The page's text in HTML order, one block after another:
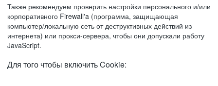
Также рекомендуем проверить настройки персонального и/или
корпоративного Firewall'a (программа, защищающая
компьютер/локальную сеть от деструктивных действий из
интернета) или прокси-сервера, чтобы они допускали работу
JavaScript.
Для того чтобы включить Cookie: